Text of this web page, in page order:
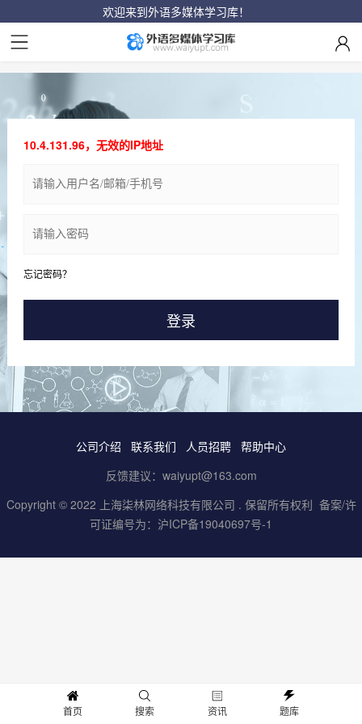
欢迎来到外语多媒体学习库！
10.4.131.96，无效的IP地址
忘记密码？
公司介绍 联系我们 人员招聘 帮助中心
反馈建议：waiyupt@163.com
Copyright © 2022 上海柒林网络科技有限公司 . 保留所有权利 备案/许
可证编号为： 沪ICP备19040697号-1
首页 搜索 资讯 题库